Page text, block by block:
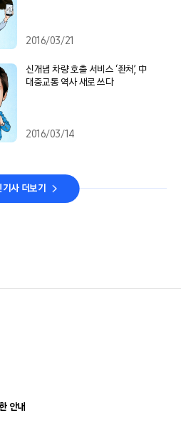
2016/03/21
신개념 차량 호출 서비스 ‘좐처’, 中
대중교통 역사 새로 쓰다
2016/03/14
사 더보기
안내